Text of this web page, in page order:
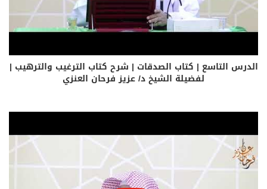
الدرس التاسع | كتاب الصدقات | شرح كتاب الترغيب والترهيب |
لفضيلة الشيخ د/ عزيز فرحان العنزي